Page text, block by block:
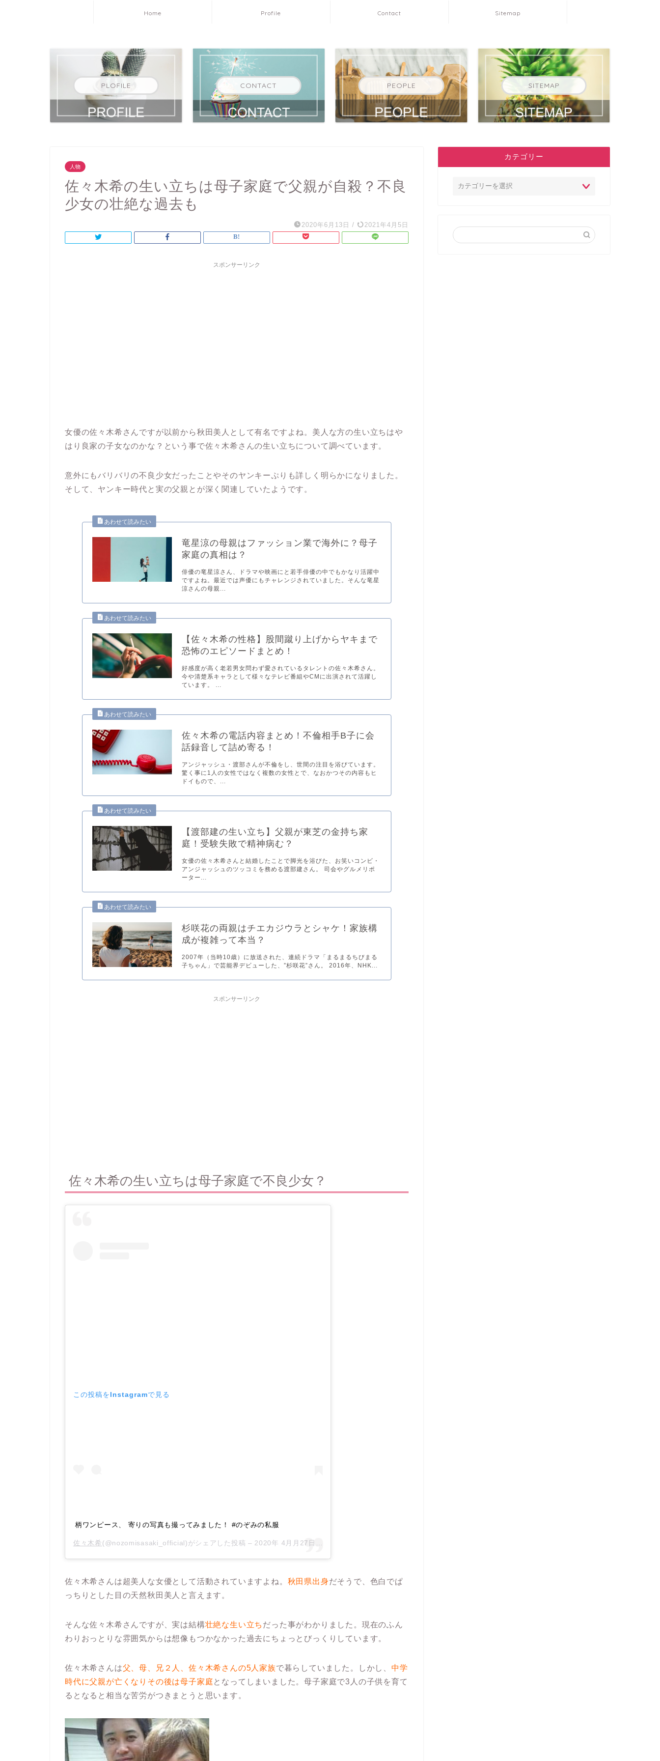
Home Profile Contact Sitemap
PLOFILE CONTACT PEOPLE SITEMAP
人物
佐々木希の生い立ちは母子家庭で父親が自殺？不良
少女の壮絶な過去も
2020年6月13日 / 2021年4月5日
スポンサーリンク
女優の佐々木希さんですが以前から秋田美人として有名ですよね。美人な方の生い立ちはや
はり良家の子女なのかな？という事で佐々木希さんの生い立ちについて調べています。
意外にもバリバリの不良少女だったことやそのヤンキーぷりも詳しく明らかになりました。
そして、ヤンキー時代と実の父親とが深く関連していたようです。
竜星涼の母親はファッション業で海外に？母子
家庭の真相は？
俳優の竜星涼さん、ドラマや映画にと若手俳優の中でもかなり活躍中
ですよね。最近では声優にもチャレンジされていました。そんな竜星
涼さんの母親...
【佐々木希の性格】股間蹴り上げからヤキまで
恐怖のエピソードまとめ！
好感度が高く老若男女問わず愛されているタレントの佐々木希さん。
今や清楚系キャラとして様々なテレビ番組やCMに出演されて活躍し
ています。 ...
佐々木希の電話内容まとめ！不倫相手B子に会
話録音して詰め寄る！
アンジャッシュ・渡部さんが不倫をし、世間の注目を浴びています。
驚く事に1人の女性ではなく複数の女性とで、なおかつその内容もヒ
ドイもので、...
【渡部建の生い立ち】父親が東芝の金持ち家
庭！受験失敗で精神病む？
女優の佐々木希さんと結婚したことで脚光を浴びた、お笑いコンビ・
アンジャッシュのツッコミを務める渡部建さん。 司会やグルメリポ
ーター...
杉咲花の両親はチエカジウラとシャケ！家族構
成が複雑って本当？
2007年（当時10歳）に放送された、連続ドラマ「まるまるちびまる
子ちゃん」で芸能界デビューした、”杉咲花”さん。 2016年、NHK...
スポンサーリンク
佐々木希の生い立ちは母子家庭で不良少女？
この投稿をInstagramで見る
柄ワンピース、 寄りの写真も撮ってみました！ #のぞみの私服
佐々木希(@nozomisasaki_official)がシェアした投稿 – 2020年 4月月27日午後10時09分PDT
佐々木希さんは超美人な女優として活動されていますよね。 秋田県出身だそうで、色白でぱ
っちりとした目の天然秋田美人と言えます。
そんな佐々木希さんですが、実は結構壮絶な生い立ち だった事がわかりました。現在のふん
わりおっとりな雰囲気からは想像もつかなかった過去にちょっとびっくりしています。
佐々木希さんは父、母、兄２人、佐々木希さんの5人家族で暮らしていました。しかし、中学
時代に父親が亡くなりその後は母子家庭 となってしまいました。母子家庭で3人の子供を育て
るとなると相当な苦労がつきまとうと思います。
カテゴリー